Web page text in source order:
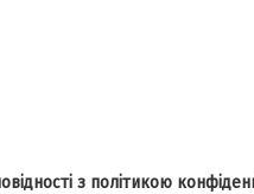
з політикою